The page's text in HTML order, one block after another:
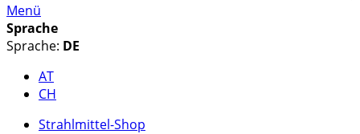
Menü
Sprache
Sprache: DE
AT
CH
Strahlmittel-Shop